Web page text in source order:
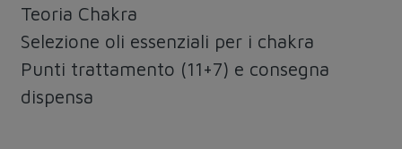
Teoria Chakra
Selezione oli essenziali per i chakra
Punti trattamento (11+7) e consegna
dispensa